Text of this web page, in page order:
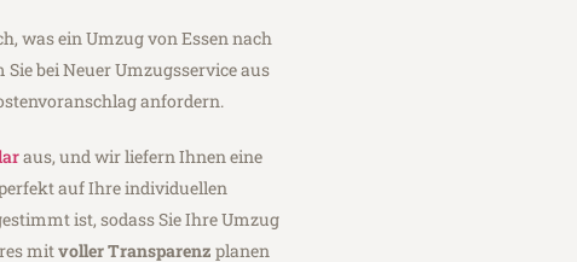
was ein Umzug von Essen nach
bei Neuer Umzugsservice aus
anfordern.
aus, und wir liefern Ihnen eine
auf Ihre individuellen
ist, sodass Sie Ihre Umzug
mitvoller Transparenz planen